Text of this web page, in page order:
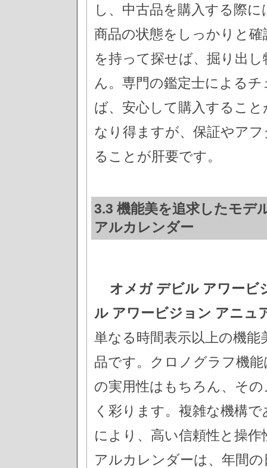
し、中古品を購入する際
商品の状態をしっかりと
を持って探せば、掘り出
ん。専門の鑑定士による
ば、安心して購入するこ
なり得ますが、保証やア
ることが肝要です。
3.3 機能美を追求したモ
アルカレンダー
オメガ デビル アワービ
ル アワービジョン アニュ
単なる時間表示以上の機
品です。クロノグラフ機
の実用性はもちろん、そ
く彩ります。複雑な機構
により、高い信頼性と操
アルカレンダーは、年間